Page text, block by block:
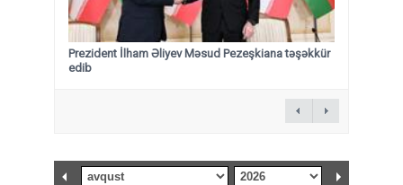
Prezident İlham Əliyev Məsud Pezeşkiana təşəkkür
edib